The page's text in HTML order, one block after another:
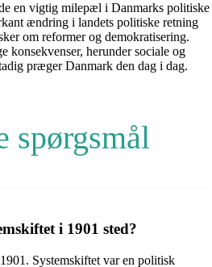
en vigtig milepæl i Danmarks politiske
ændring i landets politiske retning
om reformer og demokratisering.
konsekvenser, herunder sociale og
præger Danmark den dag i dag.
spørgsmål
i 1901 sted?
Systemskiftet var en politisk